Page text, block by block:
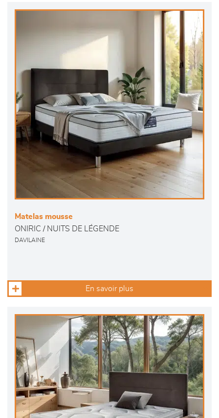
Matelas mousse
ONIRIC / NUITS DE LÉGENDE
DAVILAINE
En savoir plus